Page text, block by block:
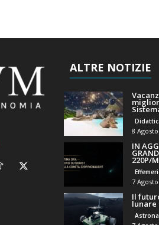
ALTRE NOTIZIE
8
IN
220P/
7
Il
lunare